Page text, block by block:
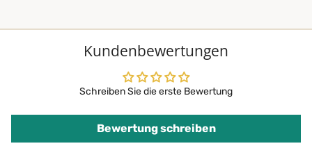
Kundenbewertungen
Schreiben Sie die erste Bewertung
Bewertung schreiben